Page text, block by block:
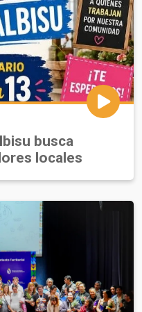
busca
locales